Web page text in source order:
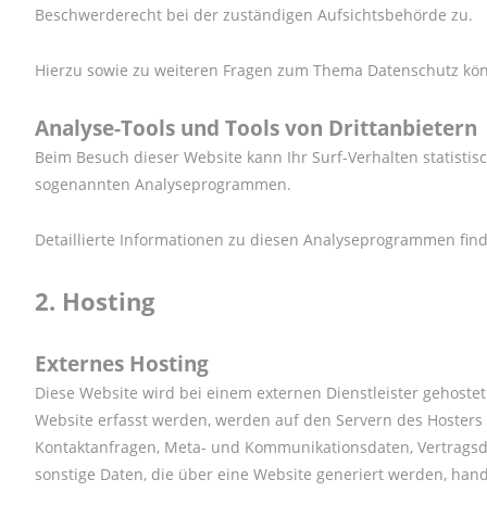
Beschwerderecht bei der zuständigen Aufsichtsbehörde zu.
Hierzu sowie zu weiteren Fragen zum Thema Datenschutz
Analyse-Tools und Tools von Drittanbietern
Beim Besuch dieser Website kann Ihr Surf-Verhalten
sogenannten Analyseprogrammen.
Detaillierte Informationen zu diesen Analyseprogrammen
2. Hosting
Externes Hosting
Diese Website wird bei einem externen Dienstleister
Website erfasst werden, werden auf den Servern des
Kontaktanfragen, Meta- und Kommunikationsdaten,
sonstige Daten, die über eine Website generiert werden,